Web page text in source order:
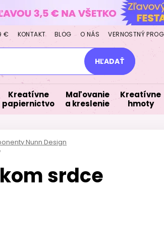
€ KONTAKT BLOG O NÁS VERNOSTNÝ
HĽADAŤ
Kreatívne
papiernictvo
Maľovanie
a kreslenie
Kreatívne
hmoty
Nunn Design
srdce